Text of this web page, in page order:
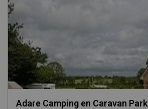
Adare Camping en Caravan Park